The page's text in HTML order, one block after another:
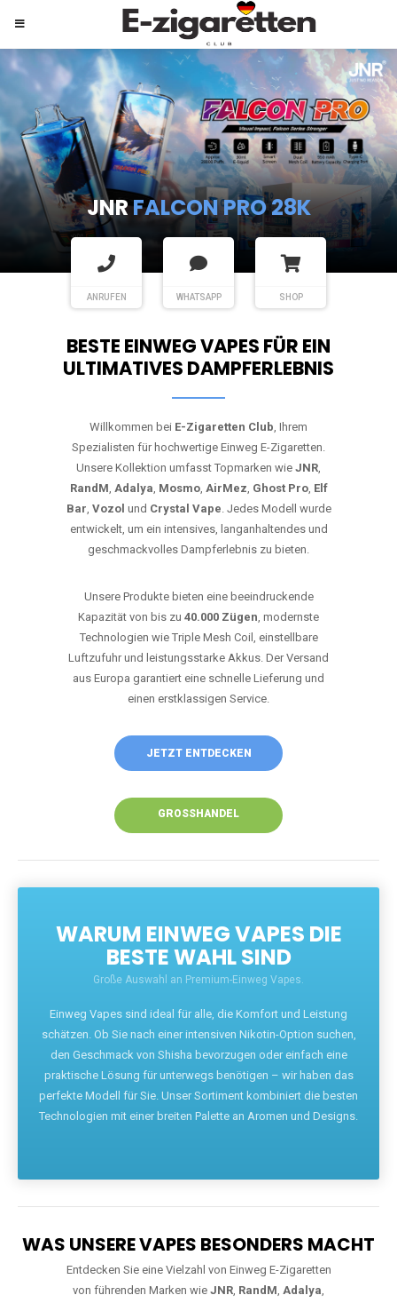
JNRSHISHA HOOKAH MAX
ANRUFEN WHATSAPP SHOP
BESTE EINWEG VAPES FÜR EIN
ULTIMATIVES DAMPFERLEBNIS
Willkommen bei E-Zigaretten Club, Ihrem
Spezialisten für hochwertige Einweg E-Zigaretten.
Unsere Kollektion umfasst Topmarken wie JNR,
RandM, Adalya, Mosmo, AirMez, Ghost Pro, Elf
Bar, Vozol und Crystal Vape. Jedes Modell wurde
entwickelt, um ein intensives, langanhaltendes und
geschmackvolles Dampferlebnis zu bieten.
Unsere Produkte bieten eine beeindruckende
Kapazität von bis zu 40.000 Zügen, modernste
Technologien wie Triple Mesh Coil, einstellbare
Luftzufuhr und leistungsstarke Akkus. Der Versand
aus Europa garantiert eine schnelle Lieferung und
einen erstklassigen Service.
JETZT ENTDECKEN
GROSSHANDEL
WARUM EINWEG VAPES DIE
BESTE WAHL SIND
Große Auswahl an Premium-Einweg Vapes.
Einweg Vapes sind ideal für alle, die Komfort und Leistung
schätzen. Ob Sie nach einer intensiven Nikotin-Option suchen,
den Geschmack von Shisha bevorzugen oder einfach eine
praktische Lösung für unterwegs benötigen – wir haben das
perfekte Modell für Sie. Unser Sortiment kombiniert die besten
Technologien mit einer breiten Palette an Aromen und Designs.
WAS UNSERE VAPES BESONDERS MACHT
Entdecken Sie eine Vielzahl von Einweg E-Zigaretten
von führenden Marken wie JNR, RandM, Adalya,